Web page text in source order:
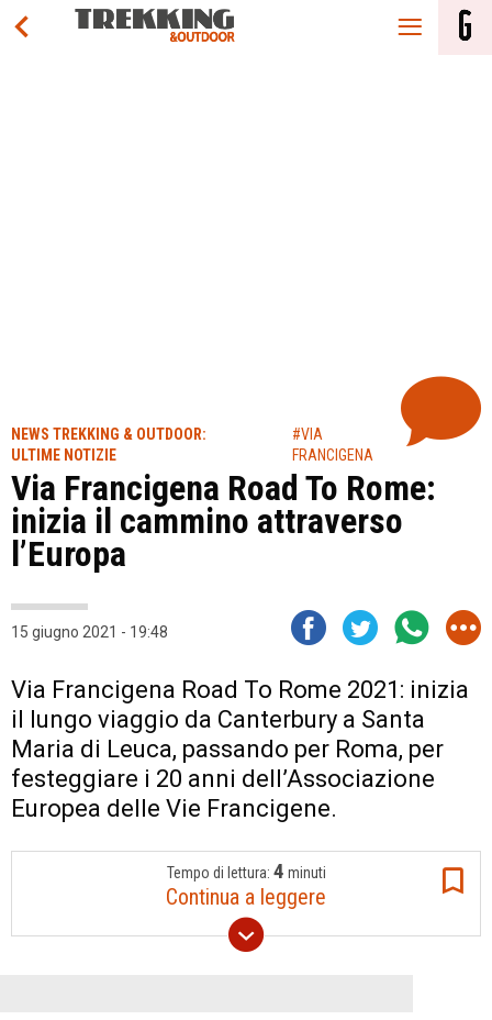
NEWS TREKKING & OUTDOOR:
ULTIME NOTIZIE
#VIA
FRANCIGENA
Via Francigena Road To Rome:
inizia il cammino attraverso
l’Europa
15 giugno 2021 - 19:48
Via Francigena Road To Rome 2021: inizia
il lungo viaggio da Canterbury a Santa
Maria di Leuca, passando per Roma, per
festeggiare i 20 anni dell’Associazione
Europea delle Vie Francigene.
Tempo di lettura: 4 minuti
Continua a leggere